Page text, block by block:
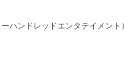
ハンドレッドエンタテイメント）